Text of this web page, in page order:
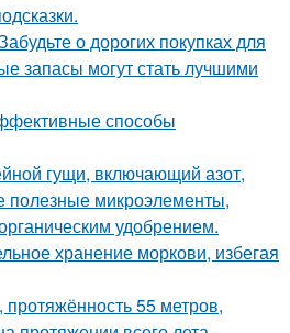
о дорогих покупках для
запасы могут стать лучшими
способы
гущи, включающий азот,
полезные микроэлементы,
удобрением.
хранение моркови, избегая
протяжённость 55 метров,